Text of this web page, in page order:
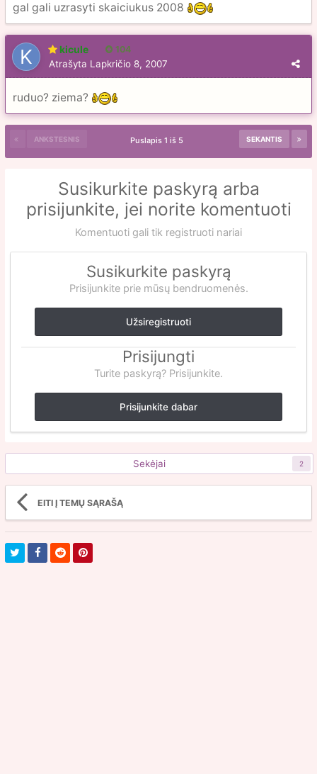
gal gali uzrasyti skaiciukus 2008
kicule 104
Atrašyta Lapkričio 8, 2007
ruduo? ziema?
ANKSTESNIS SEKANTIS
Puslapis 1 iš 5
Susikurkite paskyrą arba
prisijunkite, jei norite komentuoti
Komentuoti gali tik registruoti nariai
Susikurkite paskyrą
Prisijunkite prie mūsų bendruomenės.
Užsiregistruoti
Prisijungti
Turite paskyrą? Prisijunkite.
Prisijunkite dabar
Sekėjai 2
EITI Į TEMŲ SĄRAŠĄ